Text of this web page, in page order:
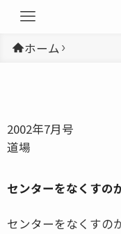
ホーム
2002年7月号
道場
センターをなくすの
センターをなくすの